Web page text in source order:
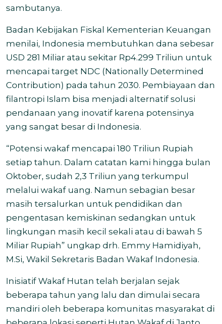
sambutanya.
Badan Kebijakan Fiskal Kementerian Keuangan
menilai, Indonesia membutuhkan dana sebesar
USD 281 Miliar atau sekitar Rp4.299 Triliun untuk
mencapai target NDC (Nationally Determined
Contribution) pada tahun 2030. Pembiayaan dan
filantropi Islam bisa menjadi alternatif solusi
pendanaan yang inovatif karena potensinya
yang sangat besar di Indonesia.
“Potensi wakaf mencapai 180 Triliun Rupiah
setiap tahun. Dalam catatan kami hingga bulan
Oktober, sudah 2,3 Triliun yang terkumpul
melalui wakaf uang. Namun sebagian besar
masih tersalurkan untuk pendidikan dan
pengentasan kemiskinan sedangkan untuk
lingkungan masih kecil sekali atau di bawah 5
Miliar Rupiah” ungkap drh. Emmy Hamidiyah,
M.Si, Wakil Sekretaris Badan Wakaf Indonesia.
Inisiatif Wakaf Hutan telah berjalan sejak
beberapa tahun yang lalu dan dimulai secara
mandiri oleh beberapa komunitas masyarakat di